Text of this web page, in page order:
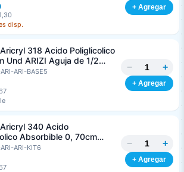
disp.
+ Agregar
318 Acido Poliglicolico
Und ARIZI Aguja de 1/2
26mm
ARI-BASE5 − +
+ Agregar
340 Acido
Absorbible 0, 70cm
12 Unds ARIZI Aguja de 1/2
36mm
ARI-KIT6 − +
+ Agregar
para emitir el PDF